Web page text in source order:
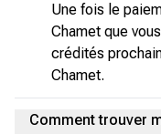
Une fois le
Chamet que
crédités
Chamet.
Comment trouver